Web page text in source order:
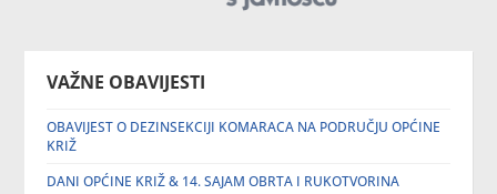
VAŽNE OBAVIJESTI
OBAVIJEST O DEZINSEKCIJI KOMARACA NA PODRUČJU OPĆINE
KRIŽ
DANI OPĆINE KRIŽ & 14. SAJAM OBRTA I RUKOTVORINA